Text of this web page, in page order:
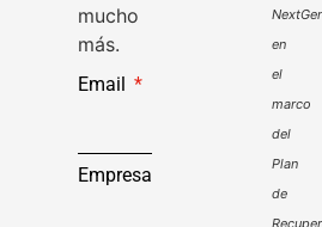
mucho
más.
Email
Empresa
en
el
marco
del
Plan
de